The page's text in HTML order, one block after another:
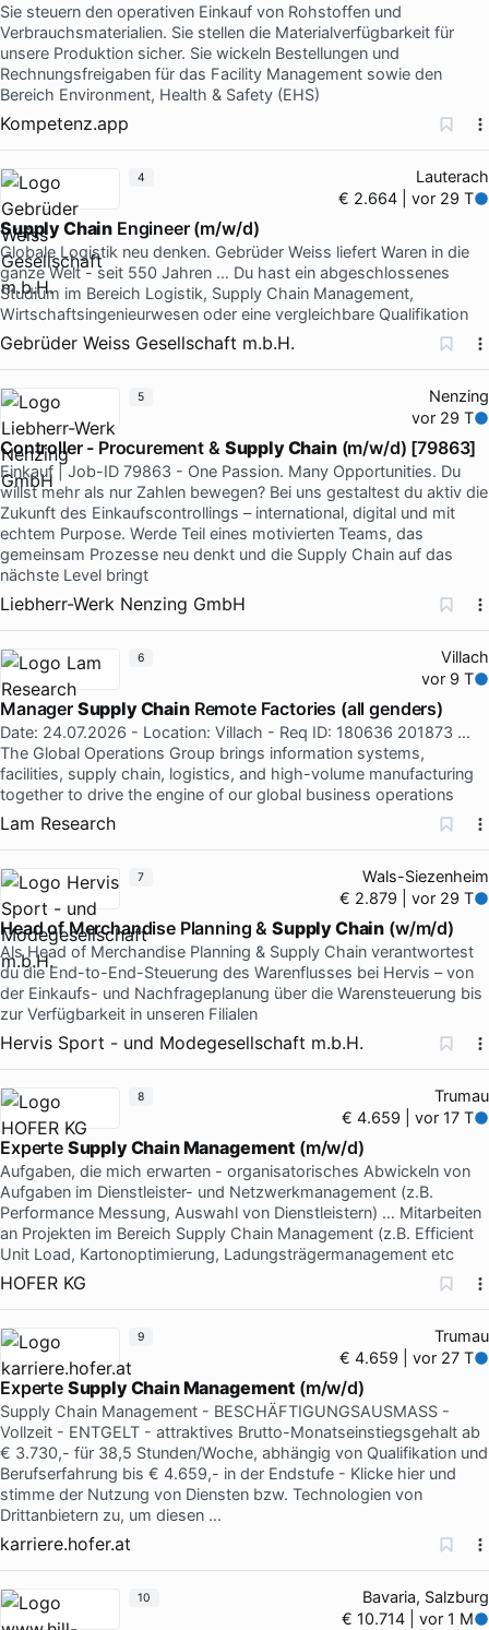
Sie steuern den operativen Einkauf von Rohstoffen und
Verbrauchsmaterialien. Sie stellen die Materialverfügbarkeit für
unsere Produktion sicher. Sie wickeln Bestellungen und
Rechnungsfreigaben für das Facility Management sowie den
Bereich Environment, Health & Safety (EHS)
Kompetenz.app
Lauterach
€ 2.664 | vor 29 T
Supply Chain Engineer (m/w/d)
Globale Logistik neu denken. Gebrüder Weiss liefert Waren in die
ganze Welt - seit 550 Jahren … Du hast ein abgeschlossenes
Studium im Bereich Logistik, Supply Chain Management,
Wirtschaftsingenieurwesen oder eine vergleichbare Qualifikation
Gebrüder Weiss Gesellschaft m.b.H.
4
Nenzing
vor 29 T
Controller - Procurement & Supply Chain(m/w/d) [79863]
Einkauf | Job-ID 79863 - One Passion. Many Opportunities. Du
willst mehr als nur Zahlen bewegen? Bei uns gestaltest du aktiv die
Zukunft des Einkaufscontrollings – international, digital und mit
echtem Purpose. Werde Teil eines motivierten Teams, das
gemeinsam Prozesse neu denkt und die Supply Chain auf das
nächste Level bringt
Liebherr-Werk Nenzing GmbH
5
Villach
vor 9 T
Manager Supply ChainRemote Factories (all genders)
Date: 24.07.2026 - Location: Villach - Req ID: 180636 201873 …
The Global Operations Group brings information systems,
facilities, supply chain, logistics, and high-volume manufacturing
together to drive the engine of our global business operations
Lam Research
6
Wals-Siezenheim
€ 2.879 | vor 29 T
Head of Merchandise Planning &Supply Chain (w/m/d)
Als Head of Merchandise Planning & Supply Chain verantwortest
du die End-to-End-Steuerung des Warenflusses bei Hervis – von
der Einkaufs- und Nachfrageplanung über die Warensteuerung bis
zur Verfügbarkeit in unseren Filialen
Hervis Sport - und Modegesellschaft m.b.H.
7
Trumau
€ 4.659 | vor 17 T
Experte Supply Chain Management (m/w/d)
Aufgaben, die mich erwarten - organisatorisches Abwickeln von
Aufgaben im Dienstleister- und Netzwerkmanagement (z.B.
Performance Messung, Auswahl von Dienstleistern) … Mitarbeiten
an Projekten im Bereich Supply Chain Management (z.B. Efficient
Unit Load, Kartonoptimierung, Ladungsträgermanagement etc
HOFER KG
8
Trumau
€ 4.659 | vor 27 T
Experte Supply Chain Management (m/w/d)
Supply Chain Management - BESCHÄFTIGUNGSAUSMASS -
Vollzeit - ENTGELT - attraktives Brutto-Monatseinstiegsgehalt ab
€ 3.730,- für 38,5 Stunden/Woche, abhängig von Qualifikation und
Berufserfahrung bis € 4.659,- in der Endstufe - Klicke hier und
stimme der Nutzung von Diensten bzw. Technologien von
Drittanbietern zu, um diesen …
karriere.hofer.at
9
Bavaria, Salzburg
€ 10.714 | vor 1 M
10